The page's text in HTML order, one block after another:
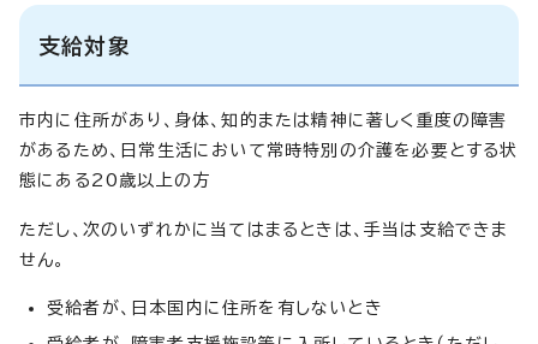
支給対象
市内に住所があり、身体、知的または精神に著しく重度の障害
があるため、日常生活において常時特別の介護を必要とする状
態にある20歳以上の方
ただし、次のいずれかに当てはまるときは、手当は支給できま
せん。
受給者が、日本国内に住所を有しないとき